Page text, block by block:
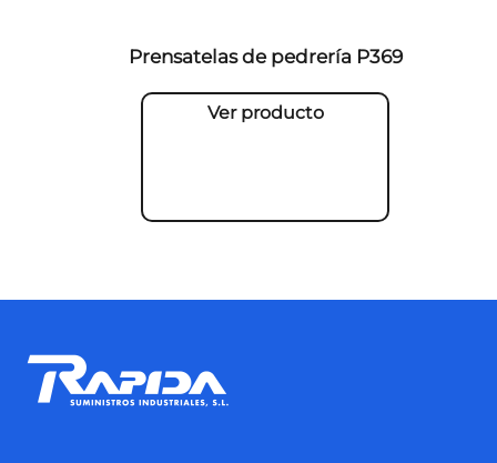
Prensatelas de pedrería P369
Ver producto